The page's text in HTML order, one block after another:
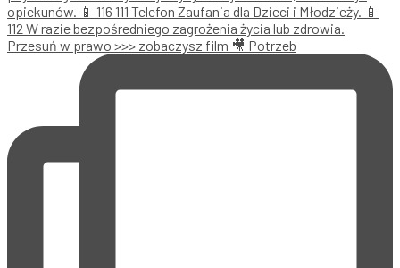
Przesuń w prawo >>> zobaczysz film 🎥 Potrzeb